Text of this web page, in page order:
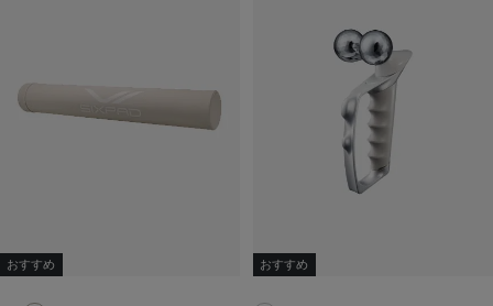
おすすめ おすすめ